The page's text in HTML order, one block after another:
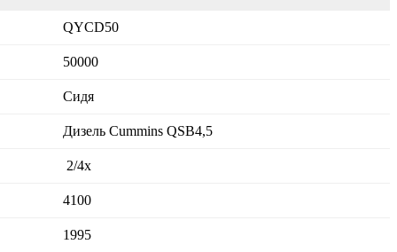
QYCD50
50000
Сидя
Дизель Cummins QSB4,5
2/4x
4100
1995